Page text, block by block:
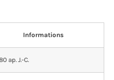
Informations
ap. J.-C.